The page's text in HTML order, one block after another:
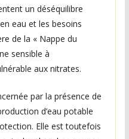
un déséquilibre
eau et les besoins
de la « Nappe du
sensible à
aux nitrates.
par la présence de
d’eau potable
Elle est toutefois